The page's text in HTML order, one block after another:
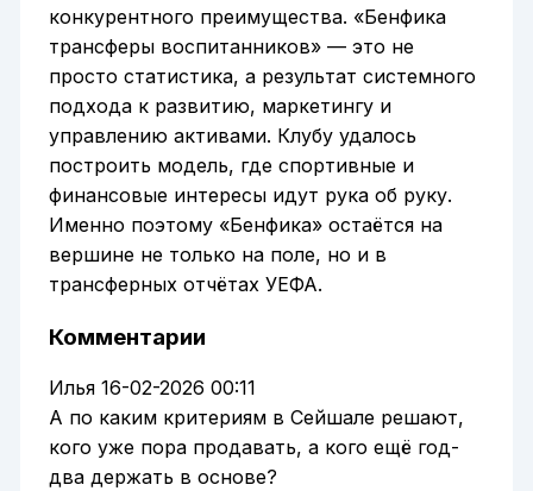
конкурентного преимущества. «Бенфика
трансферы воспитанников» — это не
просто статистика, а результат системного
подхода к развитию, маркетингу и
управлению активами. Клубу удалось
построить модель, где спортивные и
финансовые интересы идут рука об руку.
Именно поэтому «Бенфика» остаётся на
вершине не только на поле, но и в
трансферных отчётах УЕФА.
Комментарии
Илья 16-02-2026 00:11
А по каким критериям в Сейшале решают,
кого уже пора продавать, а кого ещё год-
два держать в основе?